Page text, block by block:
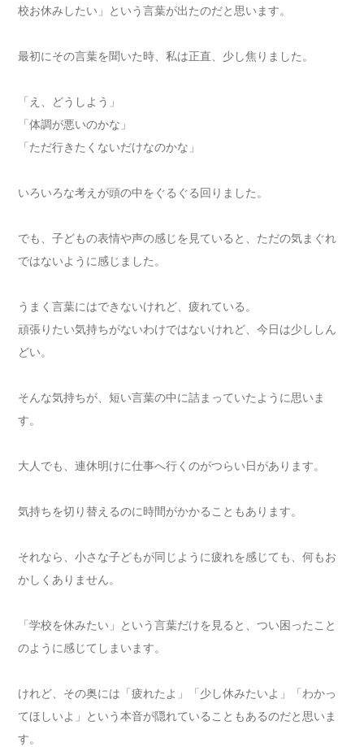
校お休みしたい」という言葉が出たのだと思います。
最初にその言葉を聞いた時、私は正直、少し焦りました。
「え、どうしよう」
「体調が悪いのかな」
「ただ行きたくないだけなのかな」
いろいろな考えが頭の中をぐるぐる回りました。
でも、子どもの表情や声の感じを見ていると、ただの気まぐれ
ではないように感じました。
うまく言葉にはできないけれど、疲れている。
頑張りたい気持ちがないわけではないけれど、今日は少ししん
どい。
そんな気持ちが、短い言葉の中に詰まっていたように思いま
す。
大人でも、連休明けに仕事へ行くのがつらい日があります。
気持ちを切り替えるのに時間がかかることもあります。
それなら、小さな子どもが同じように疲れを感じても、何もお
かしくありません。
「学校を休みたい」という言葉だけを見ると、つい困ったこと
のように感じてしまいます。
けれど、その奥には「疲れたよ」「少し休みたいよ」「わかっ
てほしいよ」という本音が隠れていることもあるのだと思いま
す。